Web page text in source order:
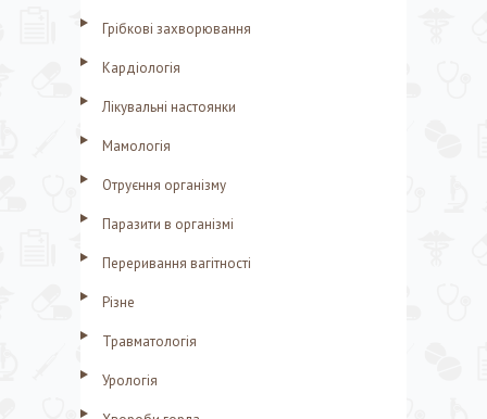
Грібкові захворювання
Кардіологія
Лікувальні настоянки
Мамологія
Отруєння організму
Паразити в організмі
Переривання вагітності
Різне
Травматологія
Урологія